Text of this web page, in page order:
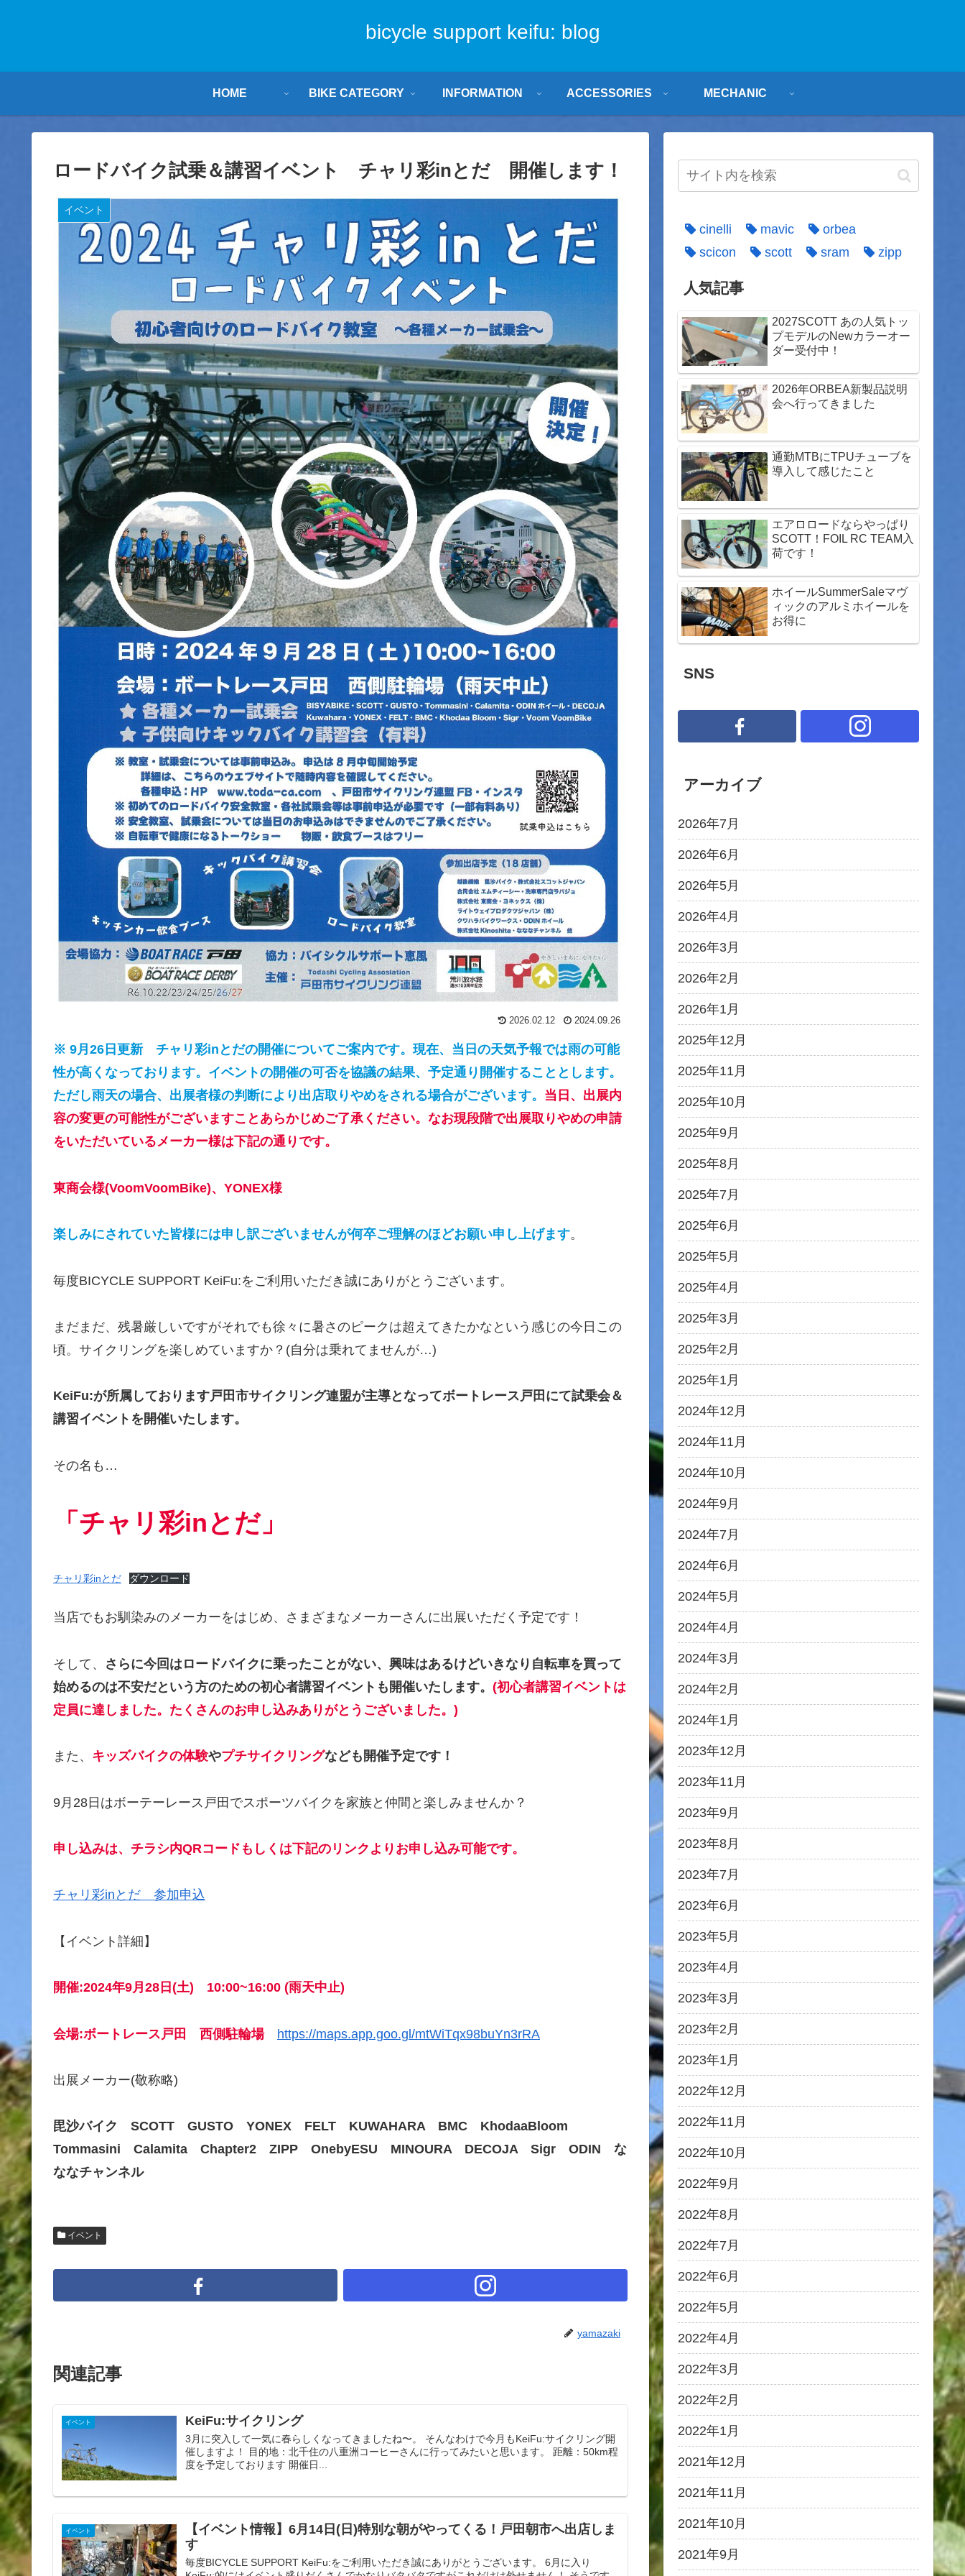
bicycle support keifu: blog
HOME BIKE CATEGORY INFORMATION ACCESSORIES MECHANIC
ロードバイク試乗＆講習イベント チャリ彩inとだ 開催します！
イベント
2026.02.12 2024.09.26
※ 9月26日更新 チャリ彩inとだの開催についてご案内です。現在、当日の天気予報では雨の可能
性が高くなっております。イベントの開催の可否を協議の結果、予定通り開催することとします。
ただし雨天の場合、出展者様の判断により出店取りやめをされる場合がございます。 当日、出展内
容の変更の可能性がございますことあらかじめご了承ください。なお現段階で出展取りやめの申請
をいただいているメーカー様は下記の通りです。
東商会様(VoomVoomBike)、YONEX様
楽しみにされていた皆様には申し訳ございませんが何卒ご理解のほどお願い申し上げます。
毎度BICYCLE SUPPORT KeiFu:をご利用いただき誠にありがとうございます。
まだまだ、残暑厳しいですがそれでも徐々に暑さのピークは超えてきたかなという感じの今日この
頃。サイクリングを楽しめていますか？(自分は乗れてませんが…)
KeiFu:が所属しております戸田市サイクリング連盟が主導となってボートレース戸田にて試乗会＆
講習イベントを開催いたします。
その名も…
「チャリ彩inとだ」
チャリ彩inとだ ダウンロード
当店でもお馴染みのメーカーをはじめ、さまざまなメーカーさんに出展いただく予定です！
そして、 さらに今回はロードバイクに乗ったことがない、興味はあるけどいきなり自転車を買って
始めるのは不安だという方のための初心者講習イベントも開催いたします。 (初心者講習イベントは
定員に達しました。たくさんのお申し込みありがとうございました。)
また、 キッズバイクの体験やプチサイクリングなども開催予定です！
9月28日はボーテーレース戸田でスポーツバイクを家族と仲間と楽しみませんか？
申し込みは、チラシ内QRコードもしくは下記のリンクよりお申し込み可能です。
チャリ彩inとだ 参加申込
【イベント詳細】
開催:2024年9月28日(土) 10:00~16:00 (雨天中止)
会場:ボートレース戸田 西側駐輪場 https://maps.app.goo.gl/mtWiTqx98buYn3rRA
出展メーカー(敬称略)
毘沙バイク SCOTT GUSTO YONEX FELT KUWAHARA BMC KhodaaBloom
Tommasini Calamita Chapter2 ZIPP OnebyESU MINOURA DECOJA Sigr ODIN な
ななチャンネル
イベント
yamazaki
関連記事
イベント KeiFu:サイクリング
3月に突入して一気に春らしくなってきましたね〜。 そんなわけで今月もKeiFu:サイクリング開
催しますよ！ 目的地：北千住の八重洲コーヒーさんに行ってみたいと思います。 距離：50km程
度を予定しております 開催日...
イベント
【イベント情報】6月14日(日)特別な朝がやってくる！戸田朝市へ出店しま
す
毎度BICYCLE SUPPORT KeiFu:をご利用いただき誠にありがとうございます。 6月に入り
cinelli mavic
orbea
scicon
scott sram zipp
人気記事
2027SCOTT あの人気トッ
プモデルのNewカラーオー
ダー受付中！
2026年ORBEA新製品説明
会へ行ってきました
通勤MTBにTPUチューブを
導入して感じたこと
エアロロードならやっぱり
SCOTT！FOIL RC TEAM入
荷です！
ホイールSummerSaleマヴ
ィックのアルミホイールを
お得に
SNS
アーカイブ
2026年7月
2026年6月
2026年5月
2026年4月
2026年3月
2026年2月
2026年1月
2025年12月
2025年11月
2025年10月
2025年9月
2025年8月
2025年7月
2025年6月
2025年5月
2025年4月
2025年3月
2025年2月
2025年1月
2024年12月
2024年11月
2024年10月
2024年9月
2024年7月
2024年6月
2024年5月
2024年4月
2024年3月
2024年2月
2024年1月
2023年12月
2023年11月
2023年9月
2023年8月
2023年7月
2023年6月
2023年5月
2023年4月
2023年3月
2023年2月
2023年1月
2022年12月
2022年11月
2022年10月
2022年9月
2022年8月
2022年7月
2022年6月
2022年5月
2022年4月
2022年3月
2022年2月
2022年1月
2021年12月
2021年11月
2021年10月
2021年9月